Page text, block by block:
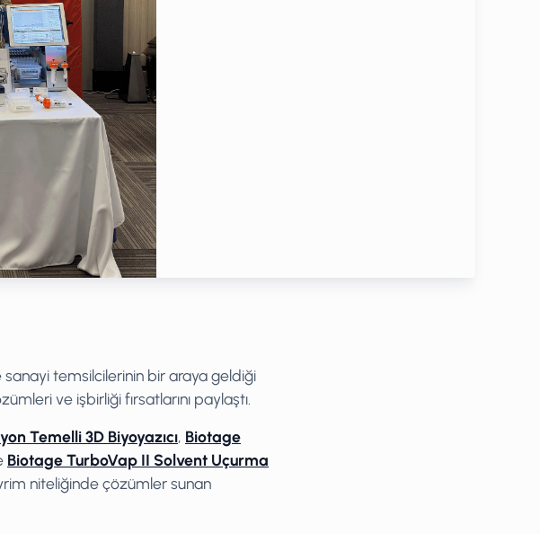
temsilcilerinin bir araya geldiği
ve işbirliği fırsatlarını paylaştı.
Temelli 3D Biyoyazıcı, Biotage
Biotage TurboVap II Solvent Uçurma
niteliğinde çözümler sunan